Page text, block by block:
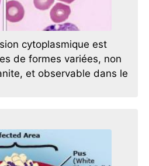
cytoplasmique est
de formes variées, non
et observable dans le